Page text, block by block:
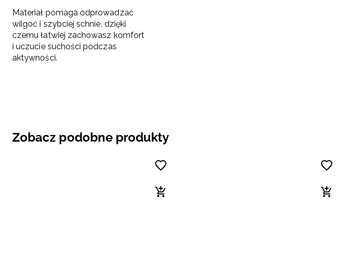
Materiał pomaga odprowadzać
wilgoć i szybciej schnie, dzięki
czemu łatwiej zachowasz komfort
i uczucie suchości podczas
aktywności.
Zobacz podobne produkty